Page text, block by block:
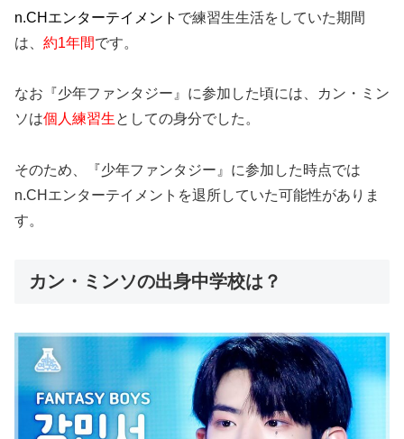
n.CHエンターテイメント で練習生生活をしていた期間
は、 約1年間です。
なお『少年ファンタジー』に参加した頃には、カン・ミン
ソは個人練習生としての身分でした。
そのため、『少年ファンタジー』に参加した時点では
n.CHエンターテイメントを退所していた可能性がありま
す。
カン・ミンソの出身中学校は？